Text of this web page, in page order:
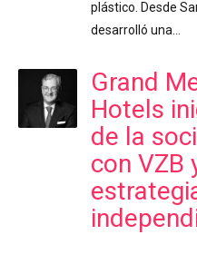
plástico. Desde
desarrolló una…
Grand
Hotels
de la
con VZB